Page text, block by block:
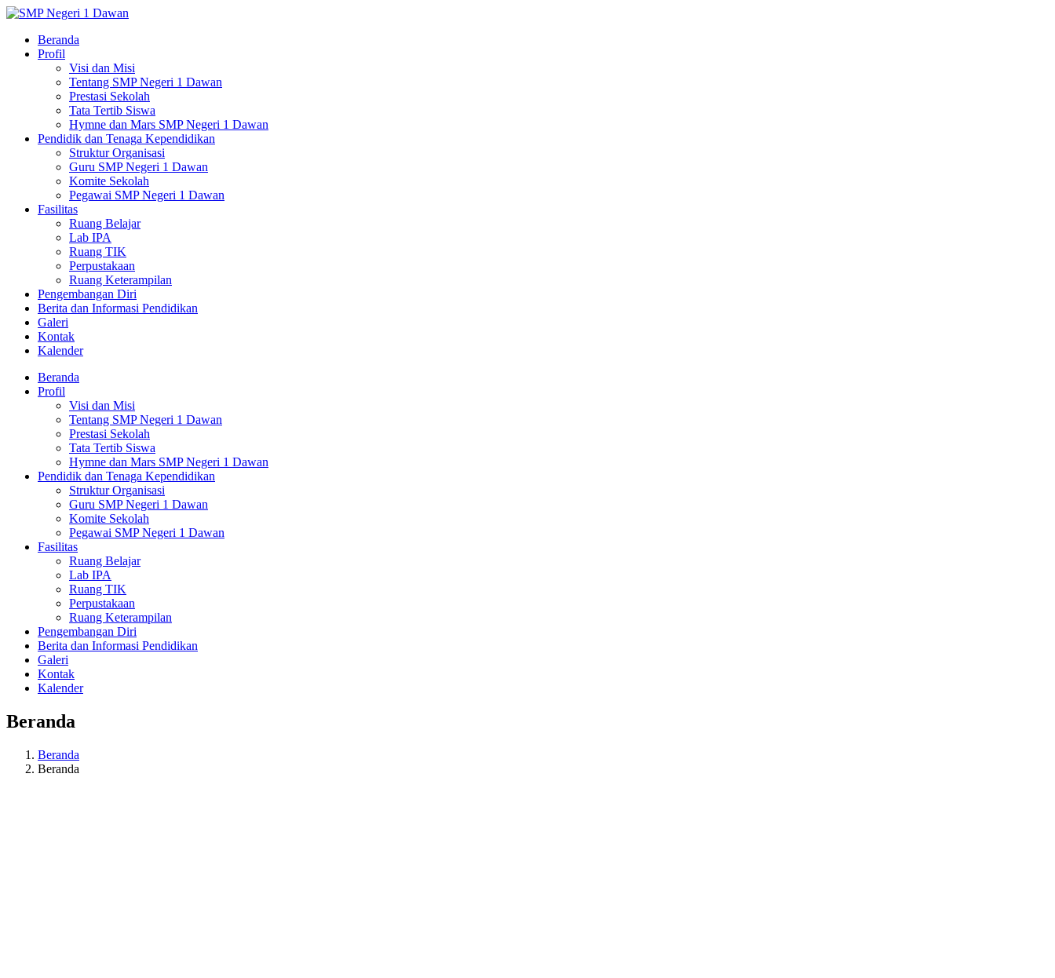
Beranda
Profil
Visi dan Misi
Tentang SMP Negeri 1 Dawan
Prestasi Sekolah
Tata Tertib Siswa
Hymne dan Mars SMP Negeri 1 Dawan
Pendidik dan Tenaga Kependidikan
Struktur Organisasi
Guru SMP Negeri 1 Dawan
Komite Sekolah
Pegawai SMP Negeri 1 Dawan
Fasilitas
Ruang Belajar
Lab IPA
Ruang TIK
Perpustakaan
Ruang Keterampilan
Pengembangan Diri
Berita dan Informasi Pendidikan
Galeri
Kontak
Kalender
Beranda
Profil
Visi dan Misi
Tentang SMP Negeri 1 Dawan
Prestasi Sekolah
Tata Tertib Siswa
Hymne dan Mars SMP Negeri 1 Dawan
Pendidik dan Tenaga Kependidikan
Struktur Organisasi
Guru SMP Negeri 1 Dawan
Komite Sekolah
Pegawai SMP Negeri 1 Dawan
Fasilitas
Ruang Belajar
Lab IPA
Ruang TIK
Perpustakaan
Ruang Keterampilan
Pengembangan Diri
Berita dan Informasi Pendidikan
Galeri
Kontak
Kalender
Beranda
Beranda
Beranda